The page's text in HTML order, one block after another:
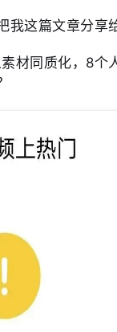
这篇文章分享
材同质化，8个